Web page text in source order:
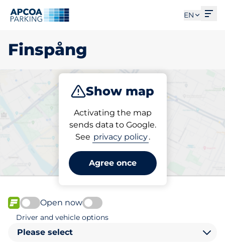
EN
Finspång
Show map
Activating the map
sends data to Google.
See privacy policy.
Agree once
Charge
Pick your parking space in
Finspång
FLOW available
Open now
Driver and vehicle options
Please select